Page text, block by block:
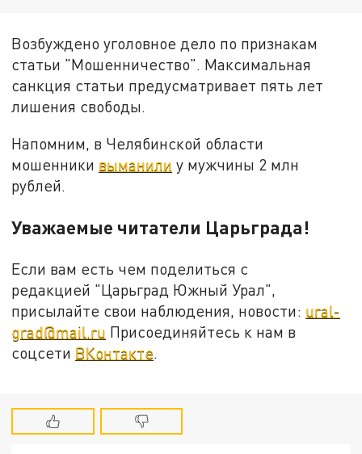
Возбуждено уголовное дело по признакам
статьи "Мошенничество". Максимальная
санкция статьи предусматривает пять лет
лишения свободы.
Напомним, в Челябинской области
мошенники выманили у мужчины 2 млн
рублей.
Уважаемые читатели Царьграда!
Если вам есть чем поделиться с
редакцией "Царьград Южный Урал",
присылайте свои наблюдения, новости: ural-
grad@mail.ru Присоединяйтесь к нам в
соцсети ВКонтакте.